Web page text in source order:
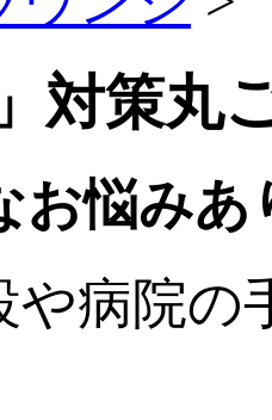
対策丸
お悩みあ
や病院